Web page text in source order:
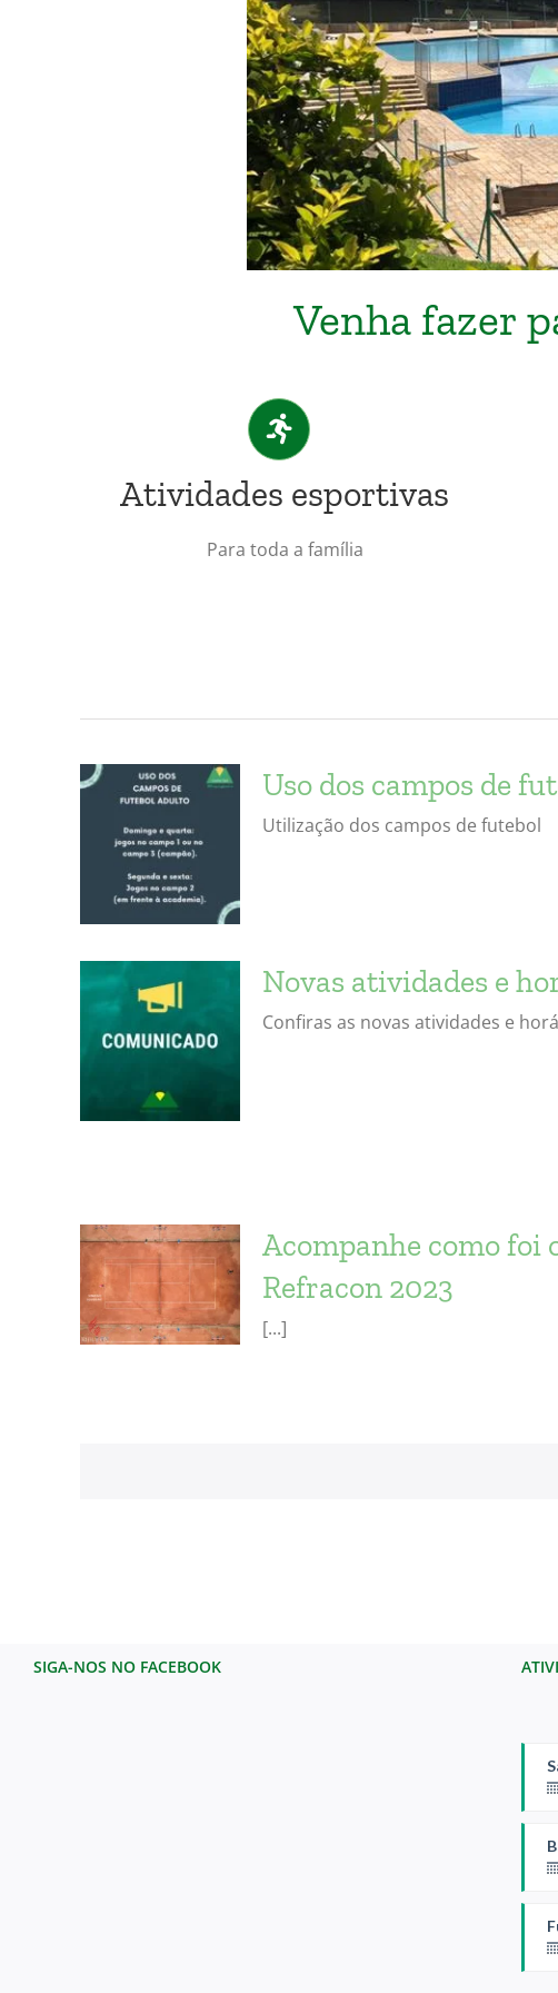
Venha fazer
Atividades esportivas
Para toda a família
Uso dos campos de
Utilização dos campos de futebol
Novas atividades e
Confiras as novas atividades e
Acompanhe como foi
Refracon 2023
[...]
SIGA-NOS NO FACEBOOK